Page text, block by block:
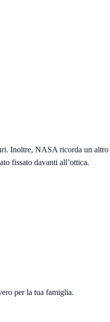
Inoltre, NASA ricorda un altro
fissato davanti all’ottica.
per la tua famiglia.